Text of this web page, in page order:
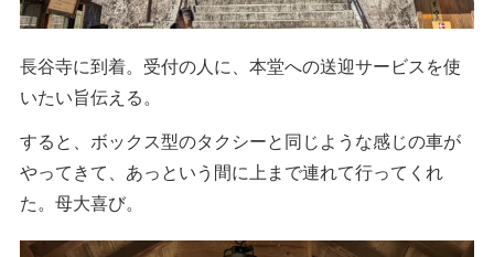
長谷寺に到着。受付の人に、本堂への送迎サービスを使
いたい旨伝える。
すると、ボックス型のタクシーと同じような感じの車が
やってきて、あっという間に上まで連れて行ってくれ
た。母大喜び。